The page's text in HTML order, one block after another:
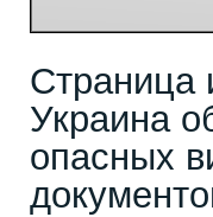
Страница
Украина
опасных